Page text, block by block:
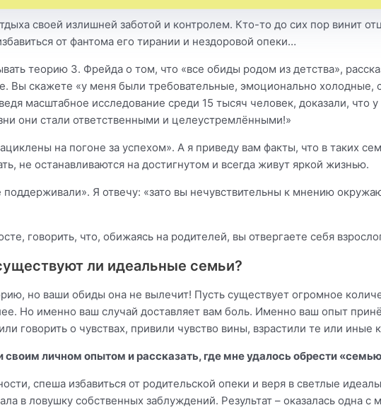
своей излишней заботой и контролем. Кто-то до сих пор винит
от фантома его тирании и нездоровой опеки…
теорию З. Фрейда о том, что «все обиды родом из детства»,
Вы скажете «у меня были требовательные, эмоционально
масштабное исследование среди 15 тысяч человек, доказали,
они стали ответственными и целеустремлёнными!»
на погоне за успехом». А я приведу вам факты, что в таких
не останавливаются на достигнутом и всегда живут яркой жизнью.
Я отвечу: «зато вы нечувствительны к мнению
говорить, что, обижаясь на родителей, вы отвергаете себя
ли идеальные семьи?
но ваши обиды она не вылечит! Пусть существует огромное
Но именно ваш случай доставляет вам боль. Именно ваш опыт
говорить о чувствах, привили чувство вины, взрастили те или иные
своим личном опытом и рассказать, где мне удалось обрести
спеша избавиться от родительской опеки и веря в светлые
в ловушку собственных заблуждений. Результат – оказалась одна